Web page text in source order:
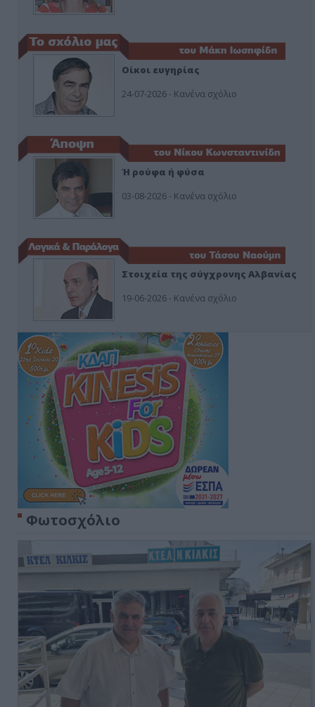
Οίκοι ευγηρίας
24-07-2026 - Κανένα σχόλιο
Ή ρούφα ή φύσα
03-08-2026 - Κανένα σχόλιο
Στοιχεία της σύγχρονης Αλβανίας
19-06-2026 - Κανένα σχόλιο
Φωτοσχόλιο